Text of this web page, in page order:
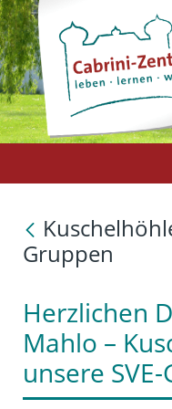
Gruppen
Herzlichen
Mahlo –
unsere